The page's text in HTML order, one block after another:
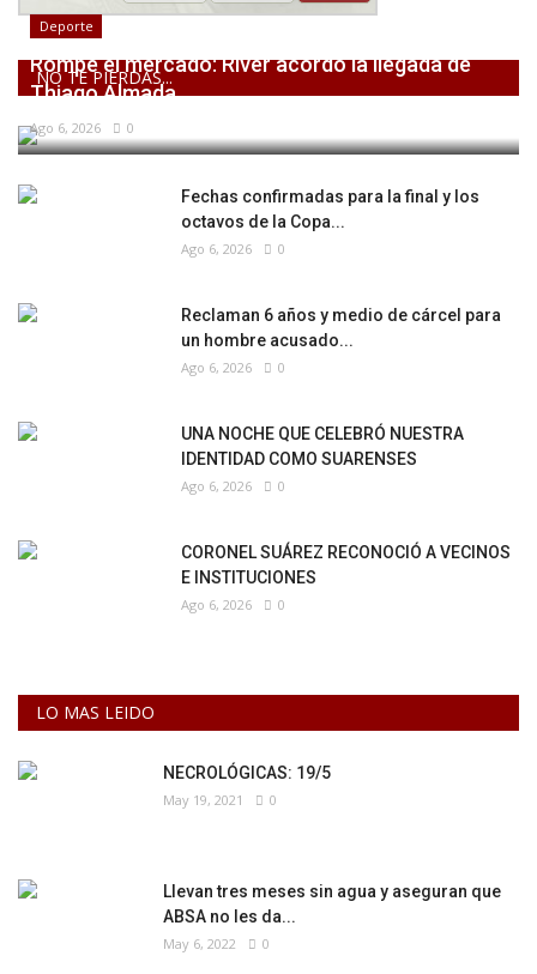
NO TE PIERDAS...
Deporte
Rompe el mercado: River acordó la llegada de
Thiago Almada
Ago 6, 2026 0
Fechas confirmadas para la final y los
octavos de la Copa...
Ago 6, 2026 0
Reclaman 6 años y medio de cárcel para
un hombre acusado...
Ago 6, 2026 0
UNA NOCHE QUE CELEBRÓ NUESTRA
IDENTIDAD COMO SUARENSES
Ago 6, 2026 0
CORONEL SUÁREZ RECONOCIÓ A VECINOS
E INSTITUCIONES
Ago 6, 2026 0
LO MAS LEIDO
NECROLÓGICAS: 19/5
May 19, 2021 0
Llevan tres meses sin agua y aseguran que
ABSA no les da...
May 6, 2022 0